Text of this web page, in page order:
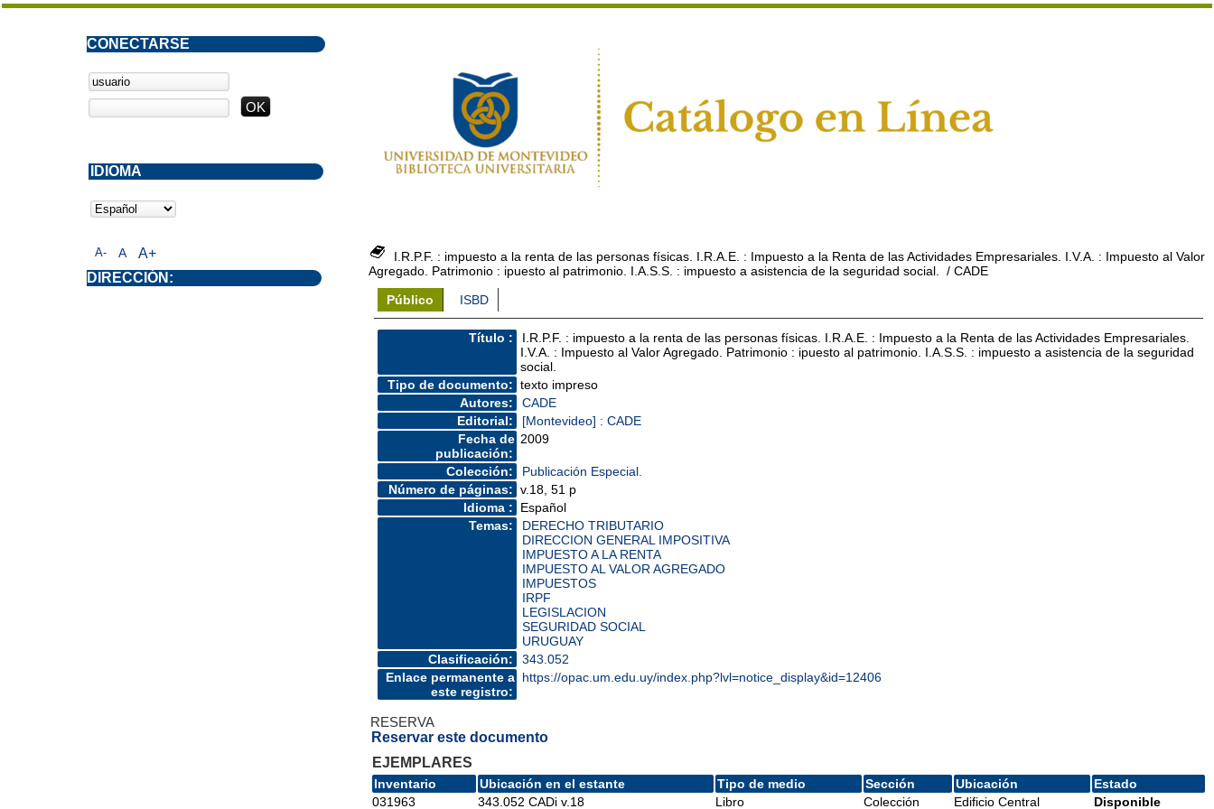
I.R.P.F. : impuesto a la renta de las personas físicas. I.R.A.E. : Impuesto a la Renta de las Actividades Empresariales. I.V.A. : Impuesto al Valor
Agregado. Patrimonio : ipuesto al patrimonio. I.A.S.S. : impuesto a asistencia de la seguridad social.
/ CADE
Público
ISBD
Título :
I.R.P.F. : impuesto a la renta de las personas físicas. I.R.A.E. : Impuesto a la Renta de las Actividades Empresariales.
I.V.A. : Impuesto al Valor Agregado. Patrimonio : ipuesto al patrimonio. I.A.S.S. : impuesto a asistencia de la seguridad
social.
Tipo de documento: texto impreso
Autores:
CADE
Editorial:
[Montevideo] : CADE
Fecha de
publicación:
2009
Colección:
Publicación Especial.
Número de páginas: v.18, 51 p
Idioma :
Español
Temas:
DERECHO TRIBUTARIO
DIRECCION GENERAL IMPOSITIVA
IMPUESTO A LA RENTA
IMPUESTO AL VALOR AGREGADO
IMPUESTOS
IRPF
LEGISLACION
SEGURIDAD SOCIAL
URUGUAY
Clasificación:
343.052
Enlace permanente a
este registro:
https://opac.um.edu.uy/index.php?lvl=notice_display&id=12406
RESERVA
Reservar este documento
EJEMPLARES
Inventario Ubicación en el estante Tipo de medio Sección Ubicación
Estado
031963
343.052 CADi v.18 Libro Colección Edificio Central Disponible
A- A A+
CONECTARSE
DIRECCIÓN:
IDIOMA